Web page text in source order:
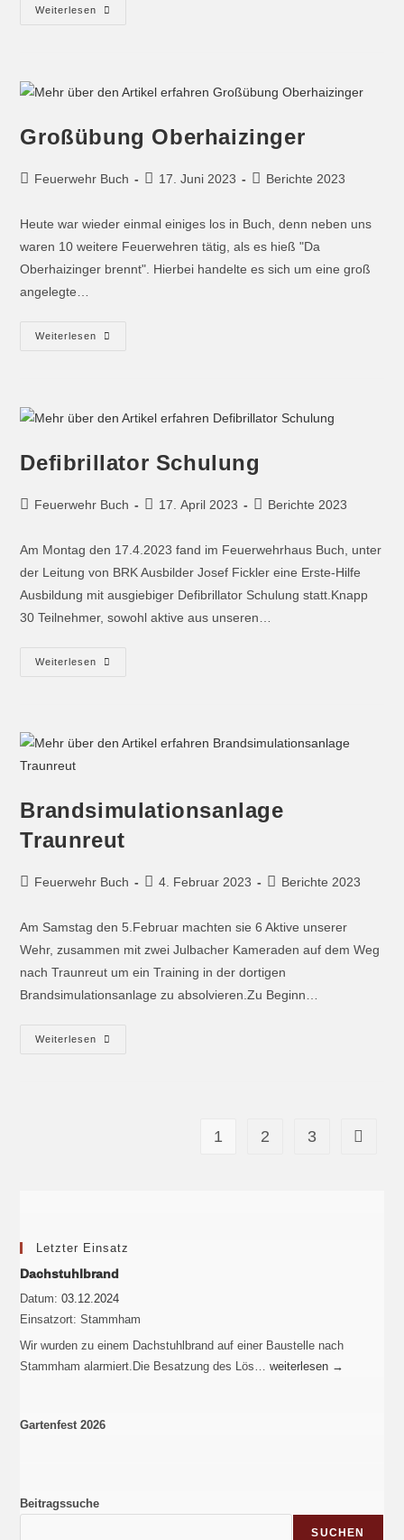
Weiterlesen
Großübung Oberhaizinger
Feuerwehr Buch 17. Juni 2023 Berichte 2023
Heute war wieder einmal einiges los in Buch, denn neben uns
waren 10 weitere Feuerwehren tätig, als es hieß "Da
Oberhaizinger brennt". Hierbei handelte es sich um eine groß
angelegte…
Weiterlesen
Defibrillator Schulung
Feuerwehr Buch 17. April 2023 Berichte 2023
Am Montag den 17.4.2023 fand im Feuerwehrhaus Buch, unter
der Leitung von BRK Ausbilder Josef Fickler eine Erste-Hilfe
Ausbildung mit ausgiebiger Defibrillator Schulung statt.Knapp
30 Teilnehmer, sowohl aktive aus unseren…
Weiterlesen
Brandsimulationsanlage
Traunreut
Feuerwehr Buch 4. Februar 2023 Berichte 2023
Am Samstag den 5.Februar machten sie 6 Aktive unserer
Wehr, zusammen mit zwei Julbacher Kameraden auf dem Weg
nach Traunreut um ein Training in der dortigen
Brandsimulationsanlage zu absolvieren.Zu Beginn…
Weiterlesen
1 2 3
Letzter Einsatz
Dachstuhlbrand
Datum:03.12.2024
Einsatzort: Stammham
Wir wurden zu einem Dachstuhlbrand auf einer Baustelle nach
Stammham alarmiert.Die Besatzung des Lös…weiterlesen →
Gartenfest 2026
Beitragssuche
SUCHEN